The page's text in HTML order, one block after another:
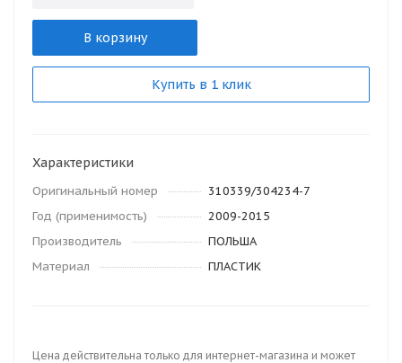
В корзину
Купить в 1 клик
Характеристики
Оригинальный номер
310339/304234-7
Год (применимость)
2009-2015
Производитель
ПОЛЬША
Материал
ПЛАСТИК
Цена действительна только для интернет-магазина и может